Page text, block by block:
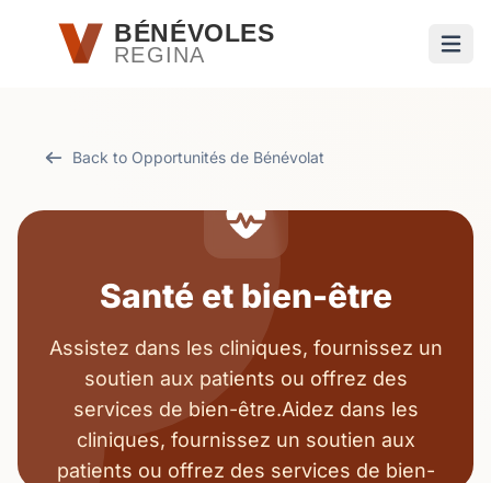
Passer au contenu principal
BÉNÉVOLES
REGINA
Back to Opportunités de Bénévolat
Santé et bien-être
Assistez dans les cliniques, fournissez un
soutien aux patients ou offrez des
services de bien-être.Aidez dans les
cliniques, fournissez un soutien aux
patients ou offrez des services de bien-